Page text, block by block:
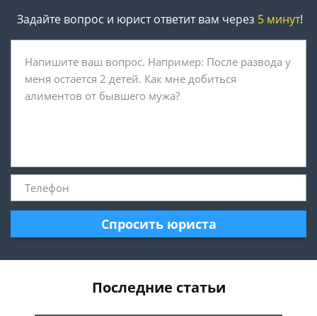
Задайте вопрос и юрист ответит вам через 5 минут!
Спросить юриста
Последние статьи